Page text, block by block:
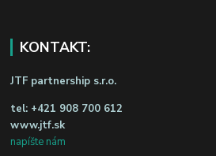
KONTAKT:
JTF partnership s.r.o.
tel: +421 908 700 612
www.jtf.sk
napíšte nám